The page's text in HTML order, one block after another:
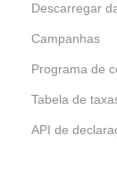
Descarregar
Campanhas
Programa de
Tabela de
API de